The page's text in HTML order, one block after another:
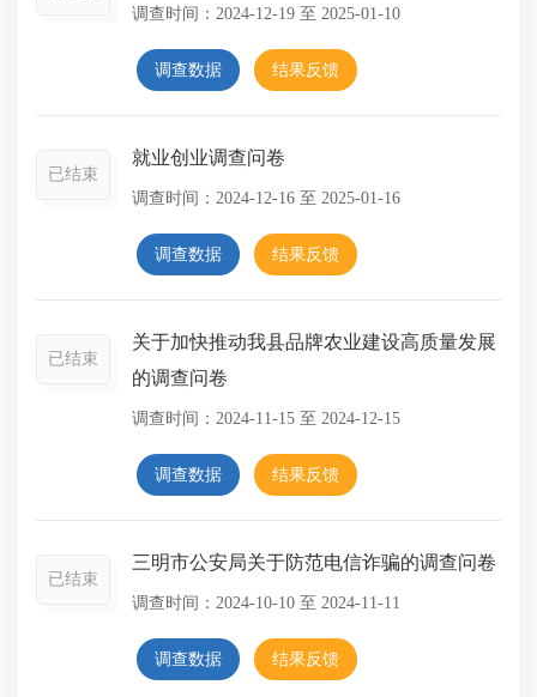
调查时间： 2024-12-19 至 2025-01-10
调查数据 结果反馈
已结束
就业创业调查问卷
调查时间： 2024-12-16 至 2025-01-16
调查数据 结果反馈
已结束
关于加快推动我县品牌农业建设高质量发展
的调查问卷
调查时间： 2024-11-15 至 2024-12-15
调查数据 结果反馈
已结束
三明市公安局关于防范电信诈骗的调查问卷
调查时间： 2024-10-10 至 2024-11-11
调查数据 结果反馈